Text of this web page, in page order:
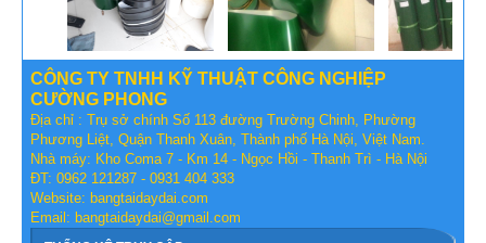
Băng tải mắc gầu
Băng tải PU
CÔNG TY TNHH KỸ THUẬT CÔNG NGHIỆP
CƯỜNG PHONG
Địa chỉ : Trụ sở chính Số 113 đường Trường Chinh, Phường
Phương Liệt, Quận Thanh Xuân, Thành phố Hà Nội, Việt Nam.
Nhà máy: Kho Coma 7 - Km 14 - Ngọc Hồi - Thanh Trì - Hà Nội
ĐT: 0962 121287 - 0931 404 333
Website: bangtaidaydai.com
Email: bangtaidaydai@gmail.com